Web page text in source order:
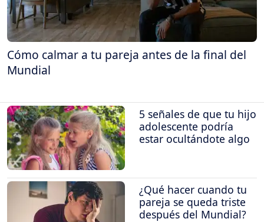
Cómo calmar a tu pareja antes de la final del
Mundial
5 señales de que tu hijo
adolescente podría
estar ocultándote algo
¿Qué hacer cuando tu
pareja se queda triste
después del Mundial?